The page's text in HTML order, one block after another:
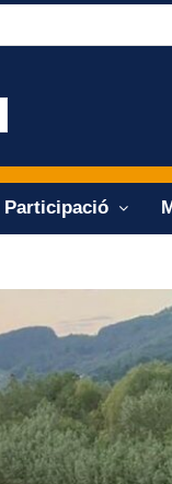
Participació